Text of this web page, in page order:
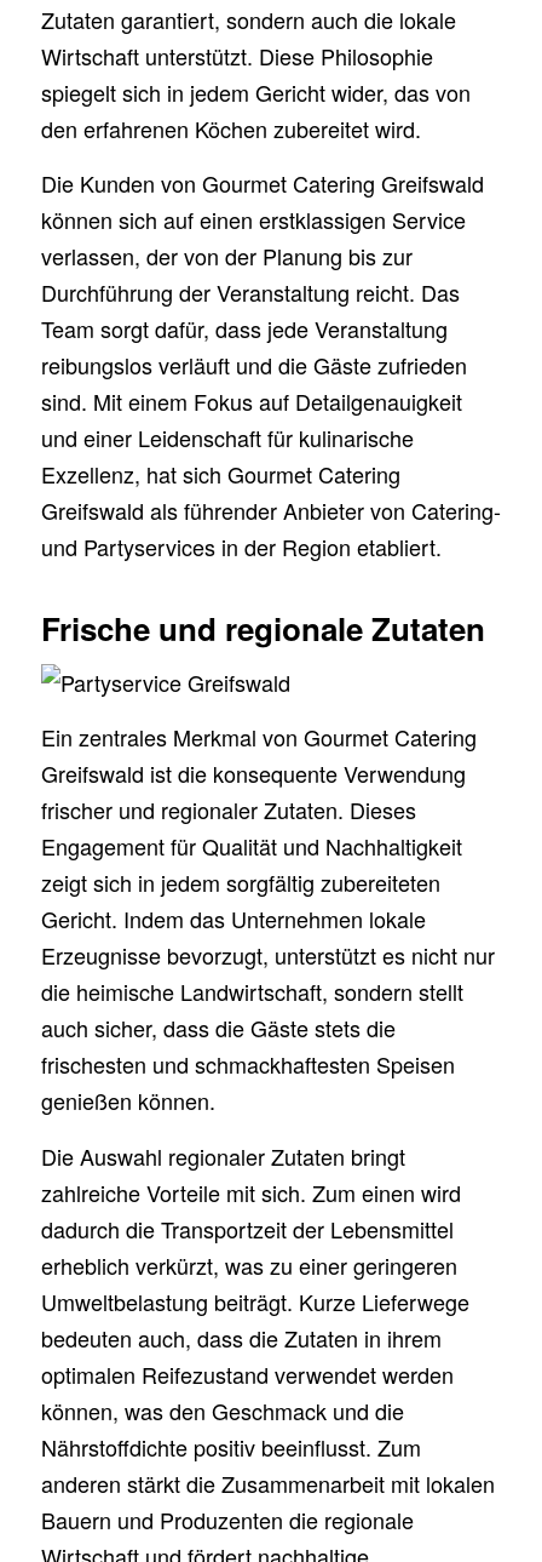
Zutaten garantiert, sondern auch die lokale
Wirtschaft unterstützt. Diese Philosophie
spiegelt sich in jedem Gericht wider, das von
den erfahrenen Köchen zubereitet wird.
Die Kunden von Gourmet Catering Greifswald
können sich auf einen erstklassigen Service
verlassen, der von der Planung bis zur
Durchführung der Veranstaltung reicht. Das
Team sorgt dafür, dass jede Veranstaltung
reibungslos verläuft und die Gäste zufrieden
sind. Mit einem Fokus auf Detailgenauigkeit
und einer Leidenschaft für kulinarische
Exzellenz, hat sich Gourmet Catering
Greifswald als führender Anbieter von Catering-
und Partyservices in der Region etabliert.
Frische und regionale Zutaten
Ein zentrales Merkmal von Gourmet Catering
Greifswald ist die konsequente Verwendung
frischer und regionaler Zutaten. Dieses
Engagement für Qualität und Nachhaltigkeit
zeigt sich in jedem sorgfältig zubereiteten
Gericht. Indem das Unternehmen lokale
Erzeugnisse bevorzugt, unterstützt es nicht nur
die heimische Landwirtschaft, sondern stellt
auch sicher, dass die Gäste stets die
frischesten und schmackhaftesten Speisen
genießen können.
Die Auswahl regionaler Zutaten bringt
zahlreiche Vorteile mit sich. Zum einen wird
dadurch die Transportzeit der Lebensmittel
erheblich verkürzt, was zu einer geringeren
Umweltbelastung beiträgt. Kurze Lieferwege
bedeuten auch, dass die Zutaten in ihrem
optimalen Reifezustand verwendet werden
können, was den Geschmack und die
Nährstoffdichte positiv beeinflusst. Zum
anderen stärkt die Zusammenarbeit mit lokalen
Bauern und Produzenten die regionale
Wirtschaft und fördert nachhaltige